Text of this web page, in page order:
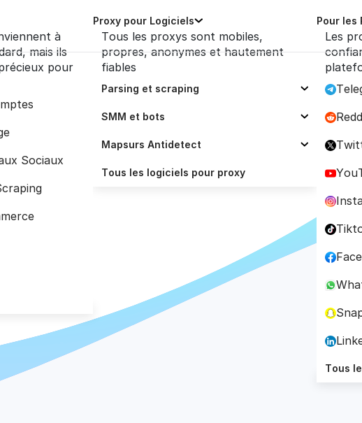
à
mais ils
pour
Sociaux
Proxy pour Logiciels
Tous les proxys sont mobiles,
propres, anonymes et hautement
fiables
Parsing et scraping
Selenium
Scrapy
Octoparse
SMM et bots
Zennoposter
Socinator
Mapsurs Antidetect
Proxy pour Dolphin
Proxy pour GoLogin
Proxy pour Incogniton
Tous les logiciels pour proxy
Pour les
Les
Tous
Reddit
et